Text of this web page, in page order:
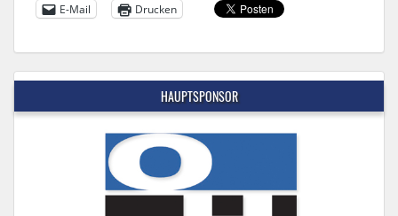
E-Mail
Drucken
HAUPTSPONSOR